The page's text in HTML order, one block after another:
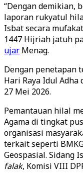
“Dengan demikian,
laporan rukyatul
Isbat secara
1447 Hijriah jatuh
ujar Menag.
Dengan penetapan
Hari Raya Idul
27 Mei 2026.
Pemantauan hilal
Agama di tingkat
organisasi
terkait seperti
Geospasial. Sidang
falak, Komisi VIII